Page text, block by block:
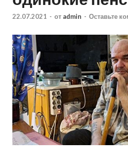
22.07.2021 - от admin - Оставьте